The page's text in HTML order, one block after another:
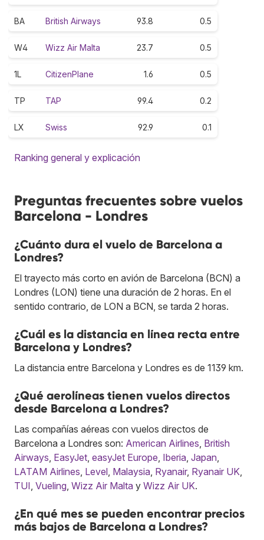
BA British Airways 93.8 0.5
W4 Wizz Air Malta 23.7 0.5
1L CitizenPlane 1.6 0.5
TP TAP 99.4 0.2
LX Swiss 92.9 0.1
Ranking general y explicación
Preguntas frecuentes sobre vuelos
Barcelona - Londres
¿Cuánto dura el vuelo de Barcelona a
Londres?
El trayecto más corto en avión de Barcelona (BCN) a
Londres (LON) tiene una duración de 2 horas. En el
sentido contrario, de LON a BCN, se tarda 2 horas.
¿Cuál es la distancia en línea recta entre
Barcelona y Londres?
La distancia entre Barcelona y Londres es de 1139 km.
¿Qué aerolíneas tienen vuelos directos
desde Barcelona a Londres?
Las compañías aéreas con vuelos directos de
Barcelona a Londres son: American Airlines British
Airways EasyJet easyJet Europe Iberia Japan
LATAM Airlines Level Malaysia Ryanair, Ryanair UK
TUI Vueling Wizz Air Malta y Wizz Air UK.
¿En qué mes se pueden encontrar precios
más bajos de Barcelona a Londres?